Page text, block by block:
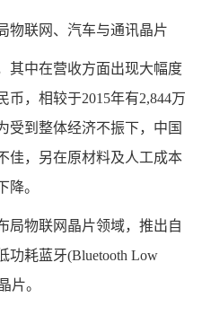
物联网、汽车与通讯晶片
其中在营收方面出现大幅度
币，相较于2015年有2,844万
受到整体经济不振下，中国
佳，另在原材料及人工成本
降。
局物联网晶片领域，推出自
功耗蓝牙(Bluetooth Low
片。